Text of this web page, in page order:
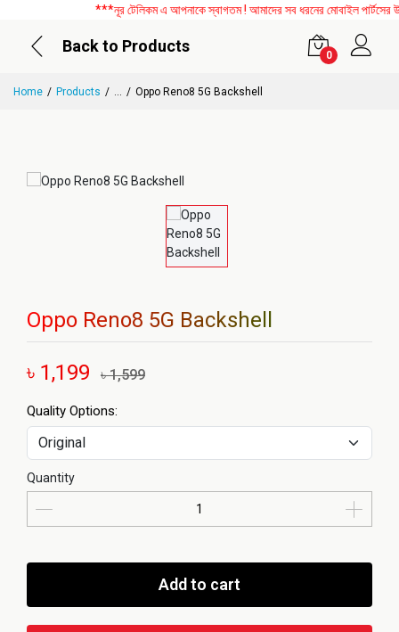
***নূর টেলিকম এ আপনাকে স্বাগতম ! আমাদের সব ধরনের মোবাইল পার্টসের
Back to Products
0
Home Products ... Oppo Reno8 5G Backshell
Oppo Reno8 5G Backshell
৳ 1,199 ৳ 1,599
Quality Options:
Quantity
Add to cart